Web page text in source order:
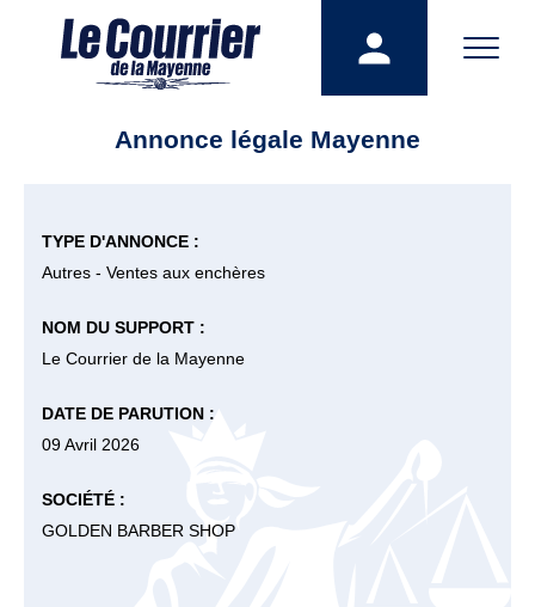
Annonce légale Mayenne
TYPE D'ANNONCE :
Autres - Ventes aux enchères
NOM DU SUPPORT :
Le Courrier de la Mayenne
DATE DE PARUTION :
09 Avril 2026
SOCIÉTÉ :
GOLDEN BARBER SHOP